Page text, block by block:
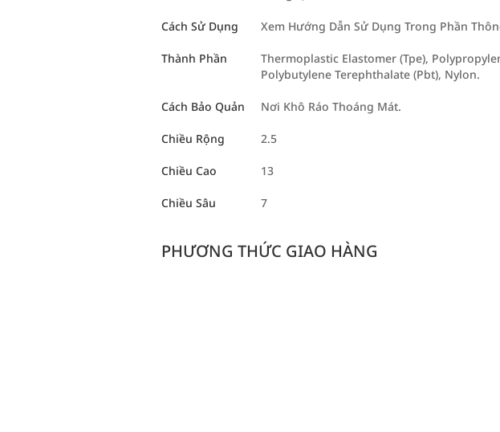
Cách Sử Dụng Xem Hướng Dẫn Sử Dụng Trong Phần
Thành Phần
Thermoplastic Elastomer (Tpe),
Polybutylene Terephthalate (Pbt), Nylon.
Cách Bảo Quản Nơi Khô Ráo Thoáng Mát.
Chiều Rộng 2.5
Chiều Cao 13
Chiều Sâu 7
PHƯƠNG THỨC GIAO HÀNG